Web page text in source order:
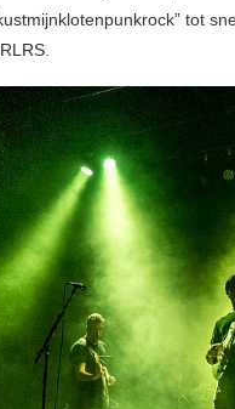
tot